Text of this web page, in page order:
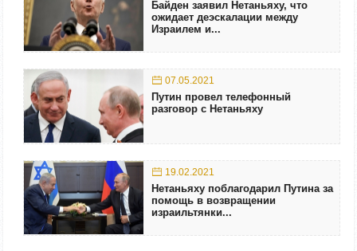
Байден заявил Нетаньяху, что
ожидает деэскалации между
Израилем и...
07.05.2021
Путин провел телефонный
разговор с Нетаньяху
19.02.2021
Нетаньяху поблагодарил Путина за
помощь в возвращении
израильтянки...